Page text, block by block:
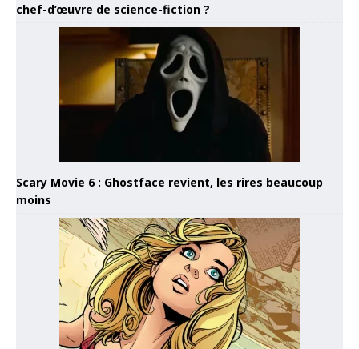
chef-d’œuvre de science-fiction ?
Scary Movie 6 : Ghostface revient, les rires beaucoup
moins